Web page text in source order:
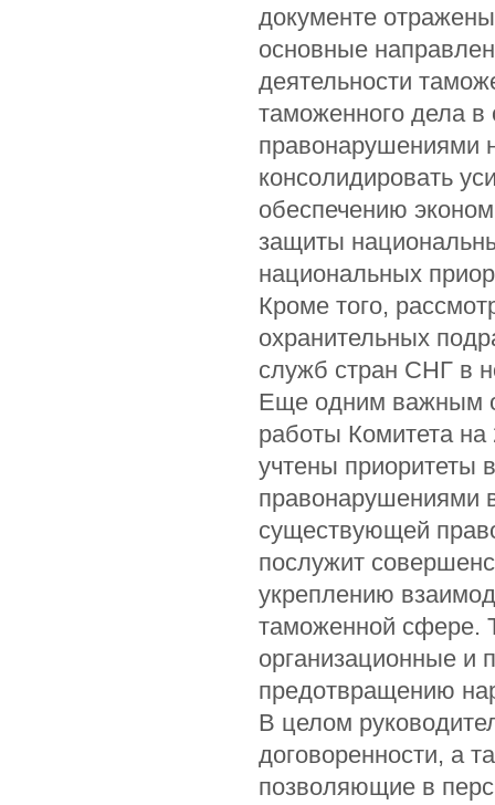
документе
основные
деятельности
таможенного дела
правонарушениями
консолидировать
обеспечению
защиты
национальных
Кроме того,
охранительных
служб стран СНГ в
Еще одним важным
работы Комитета
учтены
правонарушениями
существующей
послужит
укреплению
таможенной сфере.
организационные и
предотвращению
В целом
договоренности, а
позволяющие в